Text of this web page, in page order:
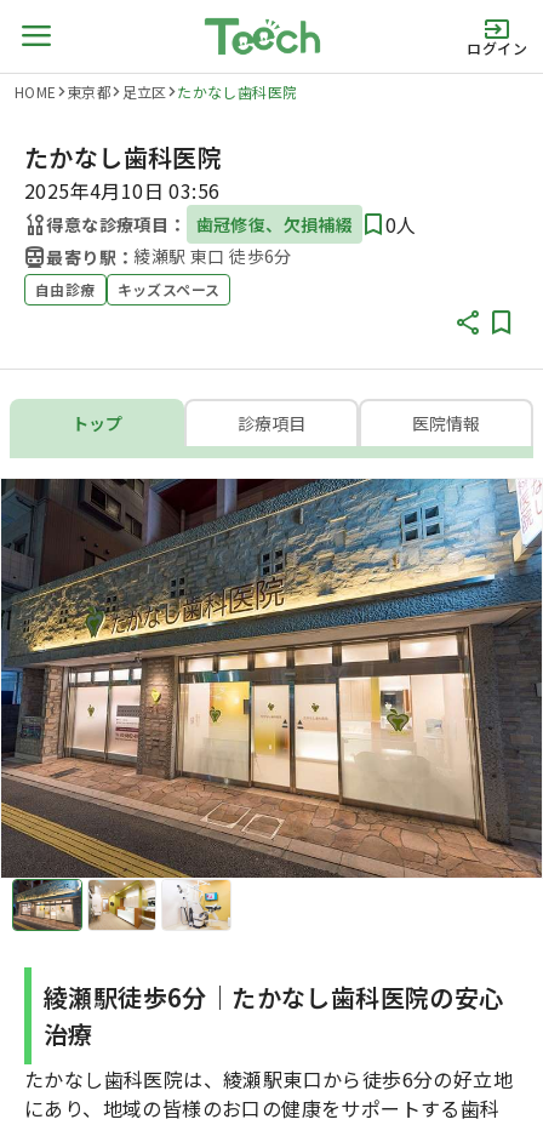
ログイン
HOME 東京都 足立区 たかなし歯科医院
たかなし歯科医院
2025年4月10日 03:56
得意な診療項目： 歯冠修復、欠損補綴 0人
最寄り駅： 綾瀬駅 東口 徒歩6分
自由診療 キッズスペース
トップ 診療項目 医院情報
綾瀬駅徒歩6分｜たかなし歯科医院の安心
治療
たかなし歯科医院は、綾瀬駅東口から徒歩6分の好立地
にあり、地域の皆様のお口の健康をサポートする歯科